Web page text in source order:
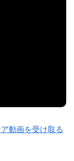
動画を受け取る